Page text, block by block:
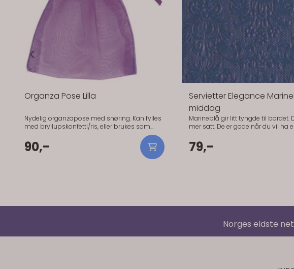
Organza Pose Lilla
Nydelig organzapose med snøring. Kan fylles
med bryllupskonfetti/ris, eller brukes som
100mm x 75mm. 10 stk pr pakke.
90,-
Servietter Elegance
middag
Marineblå gir litt tyngde til bordet.
mer satt. De er gode når du vil ha en tydelig
måltidet og tåler litt bruk. Fargen gjør seg
spesielt godt mot hvitt servise. Gir
79,-
Norges eldste